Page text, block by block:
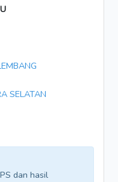
SELATAN
dan hasil